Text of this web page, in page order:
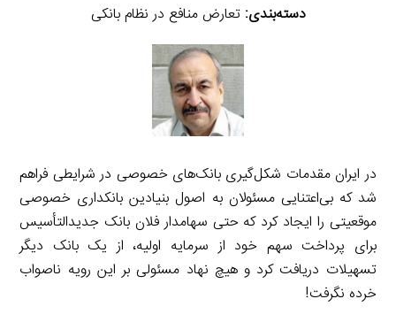
دسته‌بندی: تعارض منافع در نظام بانکی
در ایران مقدمات شکل‌گیری بانک‌های خصوصی در شرایطی فراهم
شد که بی‌اعتنایی مسئولان به اصول بنیادین بانکداری خصوصی
موقعیتی را ایجاد کرد که حتی سهامدار فلان بانک جدیدالتأسیس
برای پرداخت سهم خود از سرمایه اولیه، از یک بانک دیگر
تسهیلات دریافت کرد و هیچ نهاد مسئولی بر این رویه ناصواب
خرده نگرفت!